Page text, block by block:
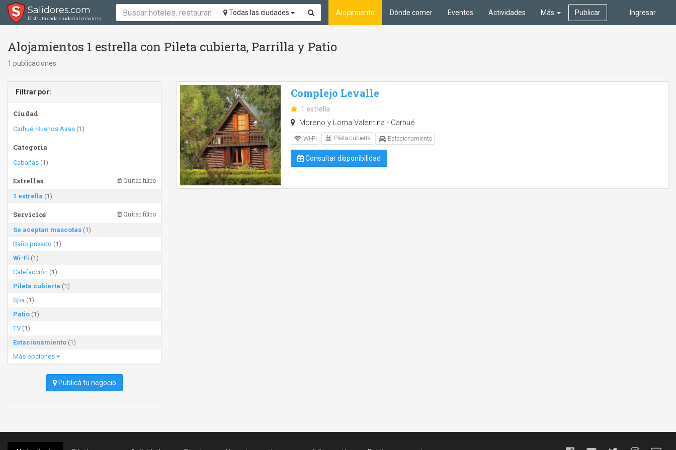
Salidores.com
Disfrutá cada ciudad al máximo
Todas las ciudades Ingresar
Alojamiento Dónde comer Eventos Actividades Más Publicar
Alojamientos 1 estrella con Pileta cubierta, Parrilla y Patio
1 publicaciones
Filtrar por:
Ciudad
Carhué, Buenos Aires (1)
Categoría
Cabañas (1)
Estrellas Quitar filtro
1 estrella (1)
Servicios Quitar filtro
Se aceptan mascotas (1)
Baño privado (1)
Wi-Fi (1)
Calefacción (1)
Pileta cubierta (1)
Spa (1)
Patio (1)
TV (1)
Estacionamiento (1)
Más opciones
Publicá tu negocio
Complejo Levalle
1 estrella
Moreno y Loma Valentina - Carhué
Wi-Fi Pileta cubierta Estacionamiento
Consultar disponibilidad